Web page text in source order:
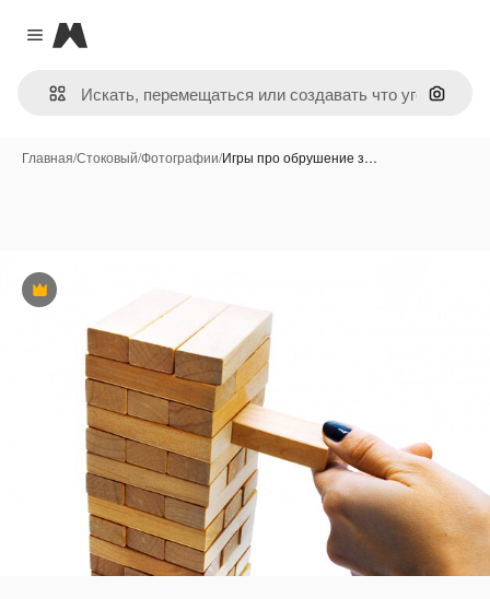
Close menu
Magnific
Поиск
Главная/Стоковый/Фотографии/Игры про обрушение з…
Премиум